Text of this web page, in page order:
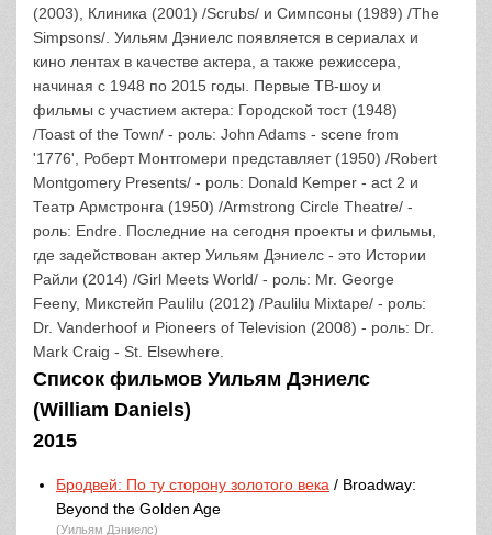
(2003), Клиника (2001) /Scrubs/ и Симпсоны (1989) /The
Simpsons/. Уильям Дэниелс появляется в сериалах и
кино лентах в качестве актера, а также режиссера,
начиная с 1948 по 2015 годы. Первые ТВ-шоу и
фильмы с участием актера: Городской тост (1948)
/Toast of the Town/ - роль: John Adams - scene from
'1776', Роберт Монтгомери представляет (1950) /Robert
Montgomery Presents/ - роль: Donald Kemper - act 2 и
Театр Армстронга (1950) /Armstrong Circle Theatre/ -
роль: Endre. Последние на сегодня проекты и фильмы,
где задействован актер Уильям Дэниелс - это Истории
Райли (2014) /Girl Meets World/ - роль: Mr. George
Feeny, Микстейп Paulilu (2012) /Paulilu Mixtape/ - роль:
Dr. Vanderhoof и Pioneers of Television (2008) - роль: Dr.
Mark Craig - St. Elsewhere.
Список фильмов Уильям Дэниелс
(William Daniels)
2015
Бродвей: По ту сторону золотого века / Broadway:
Beyond the Golden Age
(Уильям Дэниелс)